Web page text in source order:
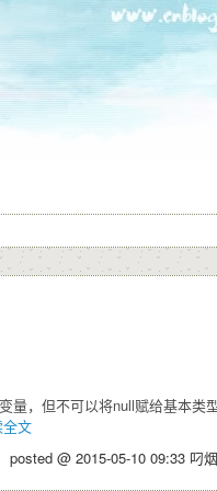
，但不可以将null赋给基本类
全文
posted @ 2015-05-10 09:33 叼